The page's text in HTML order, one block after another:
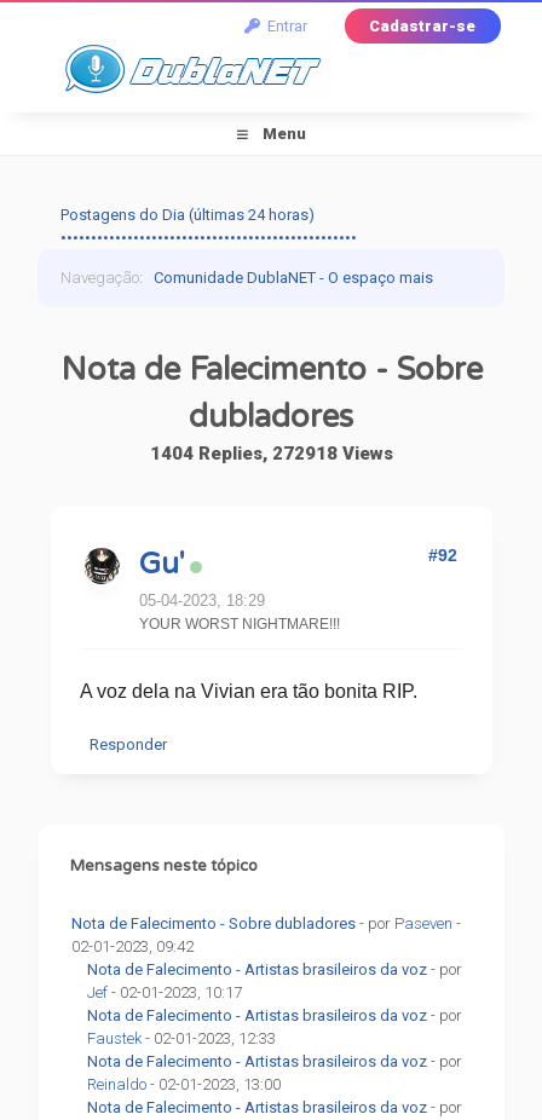
Entrar Cadastrar-se
Menu
Postagens do Dia (últimas 24 horas)
•••••••••••••••••••••••••••••••••••••••••••••••••
Navegação:Comunidade DublaNET - O espaço mais
Sobre dubladores
Nota de Falecimento - Sobre
dubladores
1404 Replies, 272918 Views
Gu'
05-04-2023, 18:29
YOUR WORST NIGHTMARE!!!
#92
A voz dela na Vivian era tão bonita RIP.
Responder
Mensagens neste tópico
Nota de Falecimento - Sobre dubladores - por Paseven -
02-01-2023, 09:42
Nota de Falecimento - Artistas brasileiros da voz - por
Jef - 02-01-2023, 10:17
Nota de Falecimento - Artistas brasileiros da voz - por
Faustek- 02-01-2023, 12:33
Nota de Falecimento - Artistas brasileiros da voz - por
Reinaldo - 02-01-2023, 13:00
Nota de Falecimento - Artistas brasileiros da voz - por